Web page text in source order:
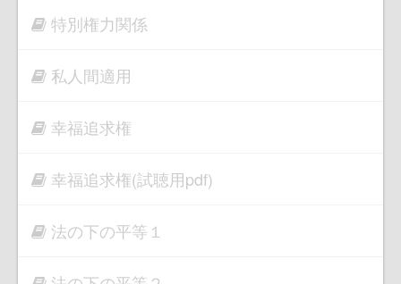
特別権力関係
私人間適用
幸福追求権
幸福追求権(試聴用pdf)
法の下の平等１